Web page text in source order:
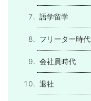
語学留学
フリーター時代
会社員時代
退社